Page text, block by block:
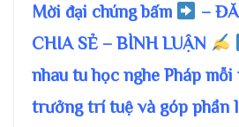
Mời đại chúng bấm
–
CHIA SẺ – BÌNH LUẬN
nhau tu học nghe Pháp mỗi
trưởng trí tuệ và góp phần